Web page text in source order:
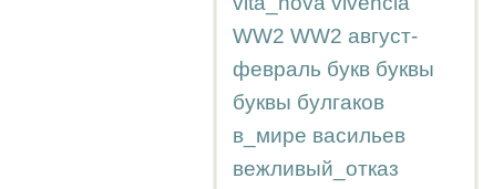
WW2 WW2 август-
февраль букв буквы
буквы булгаков
в_мире васильев
вежливый_отказ